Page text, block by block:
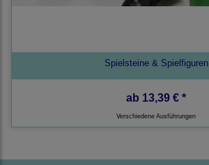
Spielsteine & Spielfiguren
ab 13,39 € *
Verschiedene Ausführungen